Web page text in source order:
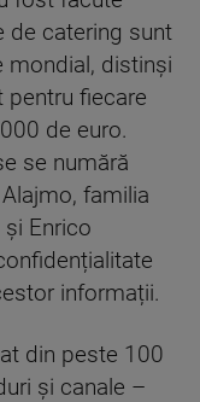
de catering sunt
mondial, distinși
pentru fiecare
de euro.
se numără
familia
și Enrico
informații.
din peste 100
și canale –